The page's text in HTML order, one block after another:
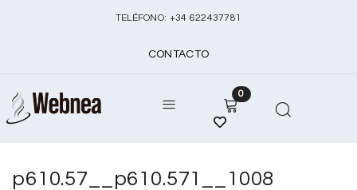
TELÉFONO: +34 622437781
CONTACTO
0
p610.57__p610.571__1008